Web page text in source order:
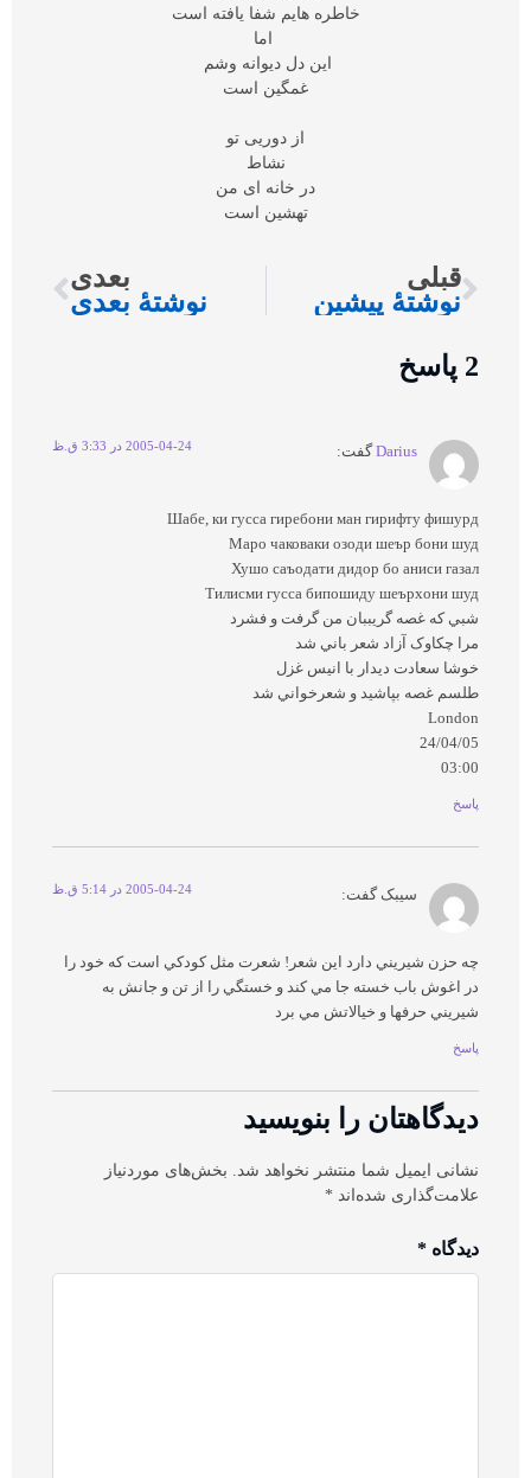
خاطره هایم شفا یافته است
اما
این دل دیوانه وشم
غمگین است
از دوریی تو
نشاط
در خانه ای من
تهشین است
قبلی
نوشتهٔ پیشین
بعدی
نوشتهٔ بعدی
2 پاسخ
Darius گفت: 2005-04-24 در 3:33 ق.ظ
Шабе, ки гусса гиребони ман гирифту фишурд
Маро чаковаки озоди шеър бони шуд
Хушо саъодати дидор бо аниси газал
Тилисми гусса бипошиду шеърхони шуд
شبي که غصه گريببان من گرفت و فشرد
مرا چکاوک آزاد شعر باني شد
خوشا سعادت ديدار با انيس غزل
طلسم غصه بپاشيد و شعرخواني شد
London
24/04/05
03:00
پاسخ
سيبک گفت: 2005-04-24 در 5:14 ق.ظ
چه حزن شيريني دارد اين شعر! شعرت مثل کودکي است که خود را
در اغوش باب خسته جا مي کند و خستگي را از تن و جانش به
شيريني حرفها و خيالاتش مي برد
پاسخ
دیدگاهتان را بنویسید
نشانی ایمیل شما منتشر نخواهد شد.
بخش‌های موردنیاز
علامت‌گذاری شده‌اند *
دیدگاه*